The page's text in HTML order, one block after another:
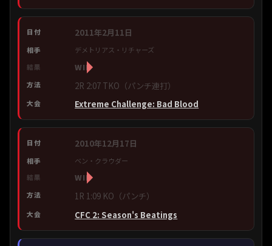
2011年2月11日
デメトリアス・リチャーズ
WIN
2R 2:07 TKO（パンチ連打）
Extreme Challenge: Bad Blood
2010年12月17日
ベン・クラウダー
WIN
1R 1:09 KO（パンチ）
CFC 2: Season's Beatings